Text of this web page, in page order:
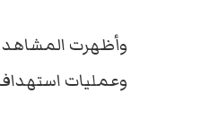
وأظهرت المشاهد
وعمليات